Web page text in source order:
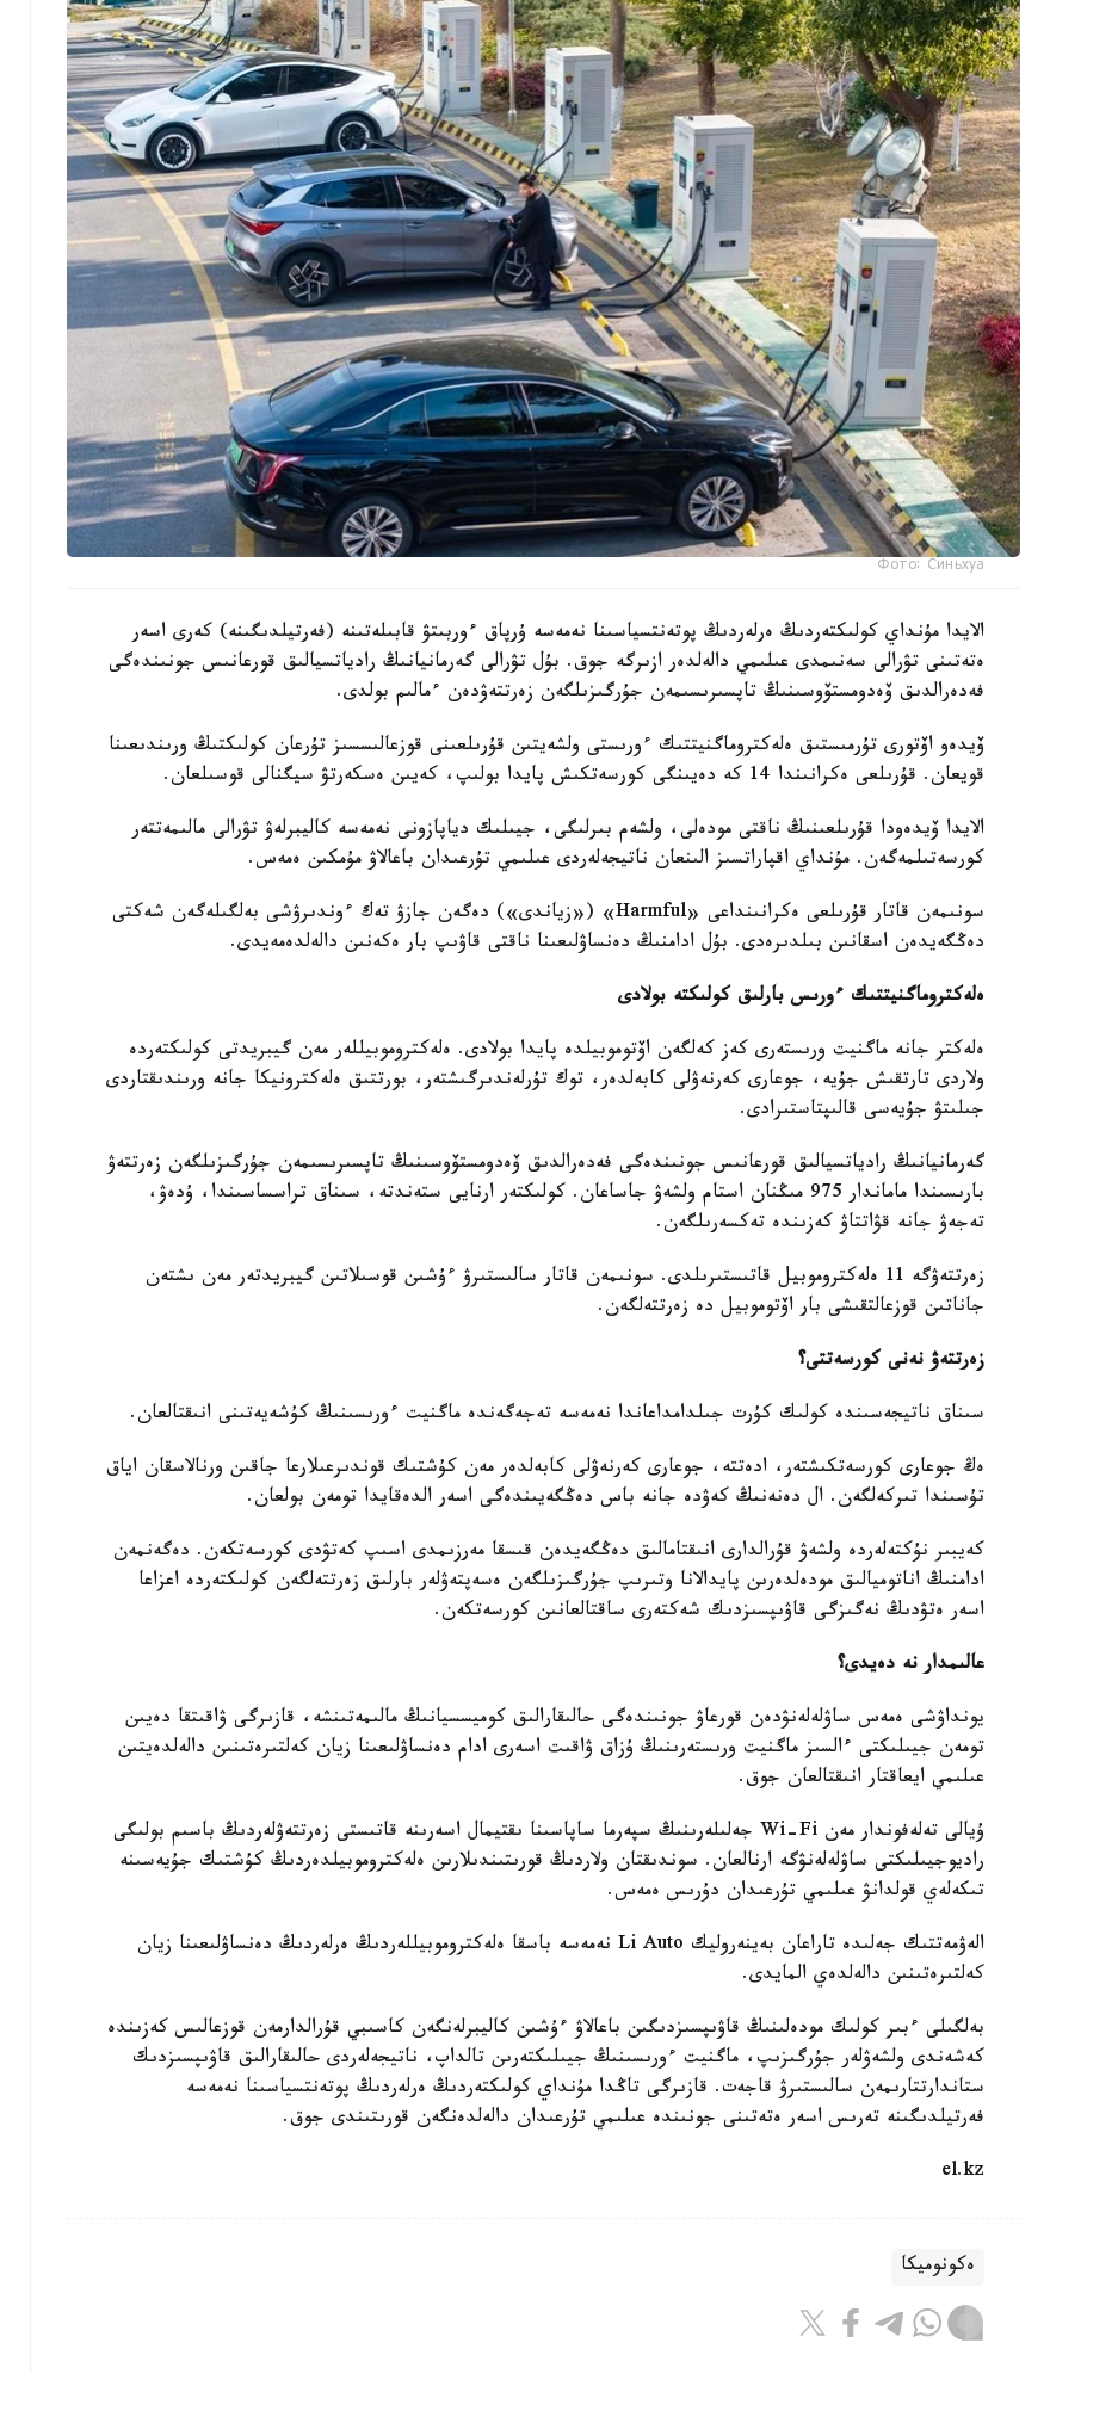
Фото: Синьхуа
الايدا مۇنداي كولىكتەردىڭ ەرلەردىڭ پوتەنتسياسىنا نەمەسە ۇرپاق ءوربىتۋ قابىلەتىنە (فەرتيلدىگىنە) كەرى اسەر
ەتەتىنى تۋرالى سەنىمدى عىلىمي دالەلدەر ازىرگە جوق. بۇل تۋرالى گەرمانيانىڭ رادياتسيالىق قورعانىس جونىندەگى
فەدەرالدىق ۆەدومستۆوسىنىڭ تاپسىرىسىمەن جۇرگىزىلگەن زەرتتەۋدەن ءمالىم بولدى.
ۆيدەو اۆتورى تۇرمىستىق ەلەكتروماگنيتتىك ءورىستى ولشەيتىن قۇرىلعىنى قوزعالىسسىز تۇرعان كولىكتىڭ ورىندىعىنا
قويعان. قۇرىلعى ەكرانىندا 14 كە دەيىنگى كورسەتكىش پايدا بولىپ، كەيىن ەسكەرتۋ سيگنالى قوسىلعان.
الايدا ۆيدەودا قۇرىلعىنىڭ ناقتى مودەلى، ولشەم بىرلىگى، جيىلىك دياپازونى نەمەسە كاليبرلەۋ تۋرالى مالىمەتتەر
كورسەتىلمەگەن. مۇنداي اقپاراتسىز الىنعان ناتيجەلەردى عىلىمي تۇرعىدان باعالاۋ مۇمكىن ەمەس.
سونىمەن قاتار قۇرىلعى ەكرانىنداعى «Harmful» («زياندى») دەگەن جازۋ تەك ءوندىرۋشى بەلگىلەگەن شەكتى
دەڭگەيدەن اسقانىن بىلدىرەدى. بۇل ادامنىڭ دەنساۋلىعىنا ناقتى قاۋىپ بار ەكەنىن دالەلدەمەيدى.
ەلەكتروماگنيتتىك ءورىس بارلىق كولىكتە بولادى
ەلەكتر جانە ماگنيت ورىستەرى كەز كەلگەن اۆتوموبيلدە پايدا بولادى. ەلەكتروموبيللەر مەن گيبريدتى كولىكتەردە
ولاردى تارتقىش جۇيە، جوعارى كەرنەۋلى كابەلدەر، توك تۇرلەندىرگىشتەر، بورتتىق ەلەكترونيكا جانە ورىندىقتاردى
جىلىتۋ جۇيەسى قالىپتاستىرادى.
گەرمانيانىڭ رادياتسيالىق قورعانىس جونىندەگى فەدەرالدىق ۆەدومستۆوسىنىڭ تاپسىرىسىمەن جۇرگىزىلگەن زەرتتەۋ
بارىسىندا ماماندار 975 مىڭنان استام ولشەۋ جاساعان. كولىكتەر ارنايى ستەندتە، سىناق تراسساسىندا، ۇدەۋ،
تەجەۋ جانە قۋاتتاۋ كەزىندە تەكسەرىلگەن.
زەرتتەۋگە 11 ەلەكتروموبيل قاتىستىرىلدى. سونىمەن قاتار سالىستىرۋ ءۇشىن قوسىلاتىن گيبريدتەر مەن ىشتەن
جاناتىن قوزعالتقىشى بار اۆتوموبيل دە زەرتتەلگەن.
زەرتتەۋ نەنى كورسەتتى؟
سىناق ناتيجەسىندە كولىك كۇرت جىلدامداعاندا نەمەسە تەجەگەندە ماگنيت ءورىسىنىڭ كۇشەيەتىنى انىقتالعان.
ەڭ جوعارى كورسەتكىشتەر، ادەتتە، جوعارى كەرنەۋلى كابەلدەر مەن كۇشتىك قوندىرعىلارعا جاقىن ورنالاسقان اياق
تۇسىندا تىركەلگەن. ال دەنەنىڭ كەۋدە جانە باس دەڭگەيىندەگى اسەر الدەقايدا تومەن بولعان.
كەيبىر نۇكتەلەردە ولشەۋ قۇرالدارى انىقتامالىق دەڭگەيدەن قىسقا مەرزىمدى اسىپ كەتۋدى كورسەتكەن. دەگەنمەن
ادامنىڭ اناتوميالىق مودەلدەرىن پايدالانا وتىرىپ جۇرگىزىلگەن ەسەپتەۋلەر بارلىق زەرتتەلگەن كولىكتەردە اعزاعا
اسەر ەتۋدىڭ نەگىزگى قاۋىپسىزدىك شەكتەرى ساقتالعانىن كورسەتكەن.
عالىمدار نە دەيدى؟
يونداۋشى ەمەس ساۋلەلەنۋدەن قورعاۋ جونىندەگى حالىقارالىق كوميسسيانىڭ مالىمەتىنشە، قازىرگى ۋاقىتقا دەيىن
تومەن جيىلىكتى ءالسىز ماگنيت ورىستەرىنىڭ ۇزاق ۋاقىت اسەرى ادام دەنساۋلىعىنا زيان كەلتىرەتىنىن دالەلدەيتىن
عىلىمي ايعاقتار انىقتالعان جوق.
ۇيالى تەلەفوندار مەن Wi-Fi جەلىلەرىنىڭ سپەرما ساپاسىنا ىقتيمال اسەرىنە قاتىستى زەرتتەۋلەردىڭ باسىم بولىگى
راديوجيىلىكتى ساۋلەلەنۋگە ارنالعان. سوندىقتان ولاردىڭ قورىتىندىلارىن ەلەكتروموبيلدەردىڭ كۇشتىك جۇيەسىنە
تىكەلەي قولدانۋ عىلىمي تۇرعىدان دۇرىس ەمەس.
الەۋمەتتىك جەلىدە تاراعان بەينەروليك Li Auto نەمەسە باسقا ەلەكتروموبيللەردىڭ ەرلەردىڭ دەنساۋلىعىنا زيان
كەلتىرەتىنىن دالەلدەي المايدى.
بەلگىلى ءبىر كولىك مودەلىنىڭ قاۋىپسىزدىگىن باعالاۋ ءۇشىن كاليبرلەنگەن كاسىبي قۇرالدارمەن قوزعالىس كەزىندە
كەشەندى ولشەۋلەر جۇرگىزىپ، ماگنيت ءورىسىنىڭ جيىلىكتەرىن تالداپ، ناتيجەلەردى حالىقارالىق قاۋىپسىزدىك
ستاندارتتارىمەن سالىستىرۋ قاجەت. قازىرگى تاڭدا مۇنداي كولىكتەردىڭ ەرلەردىڭ پوتەنتسياسىنا نەمەسە
فەرتيلدىگىنە تەرىس اسەر ەتەتىنى جونىندە عىلىمي تۇرعىدان دالەلدەنگەن قورىتىندى جوق.
el.kz
ەكونوميكا